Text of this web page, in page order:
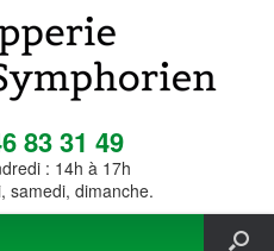
83 31 49
: 14h à 17h
samedi, dimanche.